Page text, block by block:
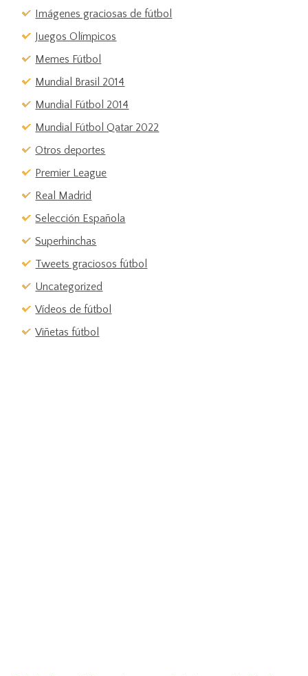
Imágenes graciosas de fútbol
Juegos Olímpicos
Memes Fútbol
Mundial Brasil 2014
Mundial Fútbol 2014
Mundial Fútbol Qatar 2022
Otros deportes
Premier League
Real Madrid
Selección Española
Superhinchas
Tweets graciosos fútbol
Uncategorized
Vídeos de fútbol
Viñetas fútbol